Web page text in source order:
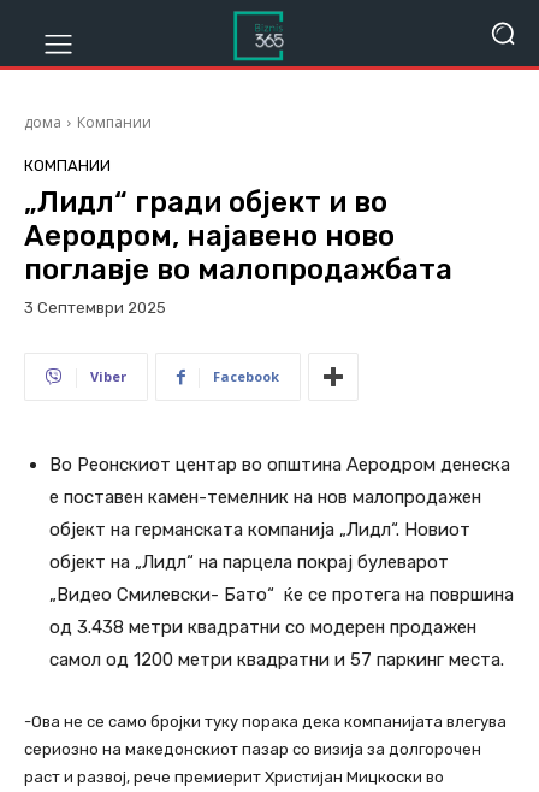
дома Компании
КОМПАНИИ
„Лидл“ гради објект и во
Аеродром, најавено ново
поглавје во малопродажбата
3 Септември 2025
Viber Facebook
Во Реонскиот центар во општина Аеродром денеска
е поставен камен-темелник на нов малопродажен
објект на германската компанија „Лидл“. Новиот
објект на „Лидл“ на парцела покрај булеварот
„Видео Смилевски- Бато“ ќе се протега на површина
од 3.438 метри квадратни со модерен продажен
самол од 1200 метри квадратни и 57 паркинг места.
-Ова не се само бројки туку порака дека компанијата влегува
сериозно на македонскиот пазар со визија за долгорочен
раст и развој, рече премиерит Христијан Мицкоски во